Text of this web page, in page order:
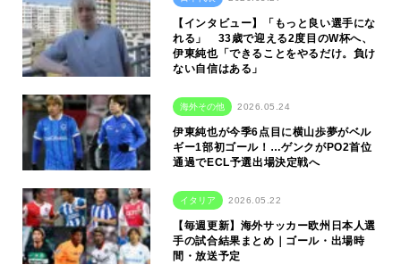
【インタビュー】「もっと良い選手にな
れる」 33歳で迎える2度目のW杯へ、
伊東純也「できることをやるだけ。負け
ない自信はある」
海外その他 2026.05.24
伊東純也が今季6点目に横山歩夢がベル
ギー1部初ゴール！…ゲンクがPO2首位
通過でECL予選出場決定戦へ
イタリア 2026.05.22
【毎週更新】海外サッカー欧州日本人選
手の試合結果まとめ｜ゴール・出場時
間・放送予定